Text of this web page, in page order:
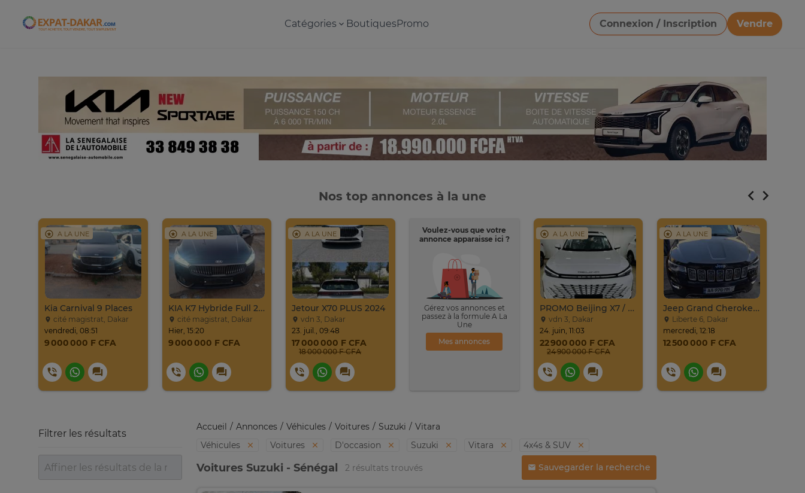
Expat-Dakar Catégories BoutiquesPromo Connexion / Inscription
Vendre
Télécharger une image
Nos top annonces à la une
A LA UNE
Kia Carnival 9 Places
cité magistrat, Dakar
vendredi, 08:51
9 000 000 F CFA
A LA UNE
KIA K7 Hybride Full 2017
cité magistrat, Dakar
Hier, 15:20
9 000 000 F CFA
A LA UNE
Jetour X70 PLUS 2024
vdn 3, Dakar
23. juil., 09:48
17 000 000 F CFA
18 000 000 F CFA
Voulez-vous que votre
annonce apparaisse ici ?
Gérez vos annonces et
passez à la formule A La
Une
Mes annonces
A LA UNE
PROMO Beijing X7 / 2025
vdn 3, Dakar
24. juin, 11:03
22 900 000 F CFA
24 900 000 F CFA
A LA UNE
Jeep Grand Cherokee Overland 2019 À Vendre
Liberte 6, Dakar
mercredi, 12:18
12 500 000 F CFA
Accueil Annonces Véhicules Voitures Suzuki
Vitara
Véhicules
Voitures D'occasion Suzuki Vitara 4x4s & SUV
Voitures Suzuki - Sénégal 2 résultats trouvés Sauvegarder la recherche
Filtrer les résultats